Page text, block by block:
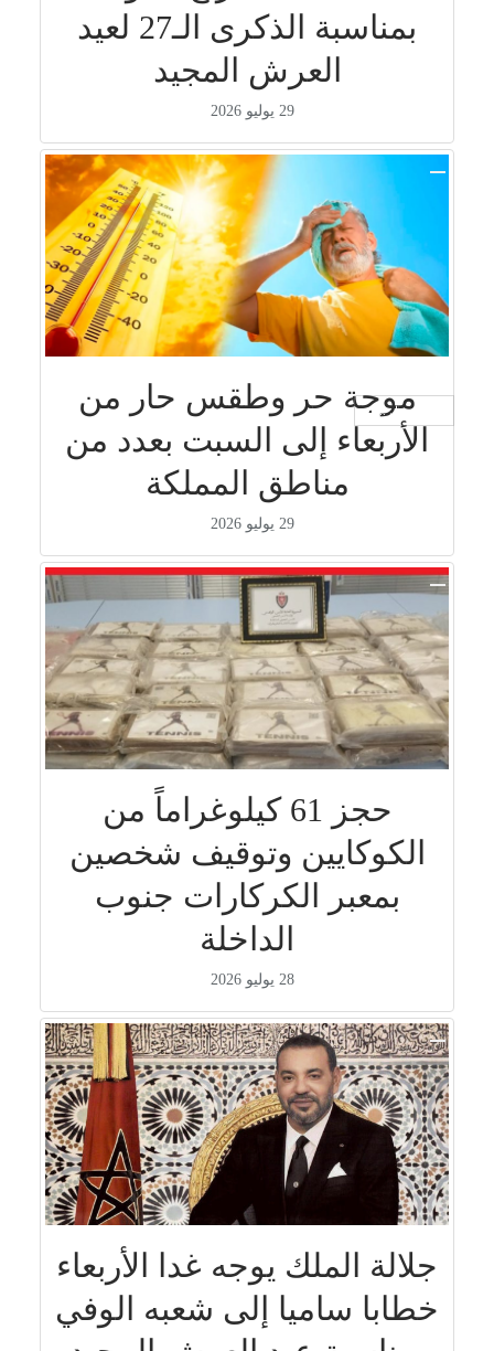
بمناسبة الذكرى الـ27 لعيد
العرش المجيد
29 يوليو 2026
موجة حر وطقس حار من
الأربعاء إلى السبت بعدد من
مناطق المملكة
29 يوليو 2026
حجز 61 كيلوغراماً من
الكوكايين وتوقيف شخصين
بمعبر الكركارات جنوب
الداخلة
28 يوليو 2026
جلالة الملك يوجه غدا الأربعاء
خطابا ساميا إلى شعبه الوفي
جار التحميل ...